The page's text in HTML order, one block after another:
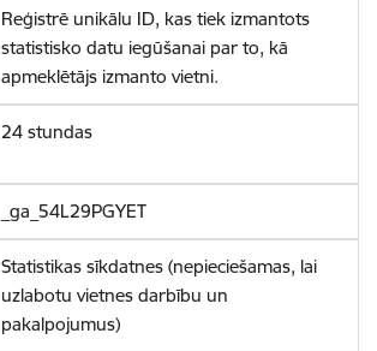
Reģistrē unikālu ID, kas tiek izmantots
statistisko datu iegūšanai par to, kā
apmeklētājs izmanto vietni.
24 stundas
_ga_54L29PGYET
Statistikas sīkdatnes (nepieciešamas, lai
uzlabotu vietnes darbību un
pakalpojumus)